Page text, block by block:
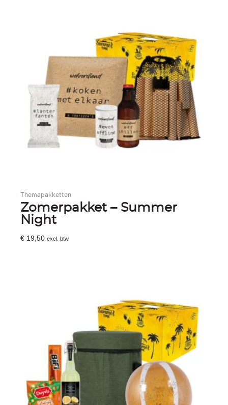
Themapakketten
Zomerpakket – Summer
Night
€ 19,50 excl. btw